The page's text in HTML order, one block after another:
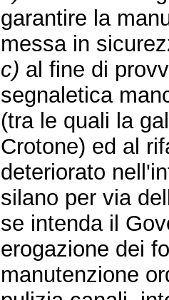
garantire la
messa in
c) al fine di
segnaletica
(tra le quali la
Crotone) ed al
deteriorato
silano per via
se intenda il
erogazione dei
manutenzione